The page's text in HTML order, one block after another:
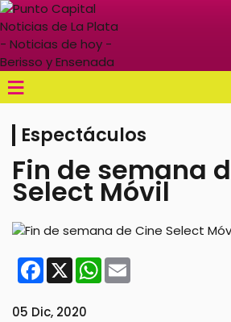
≡
Espectáculos
Fin de semana
Select Móvil
Facebook
X WhatsApp
Email
05 Dic, 2020